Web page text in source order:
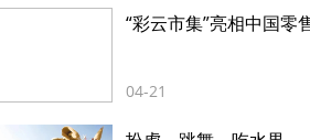
“彩云市集”亮相中国零
04-21